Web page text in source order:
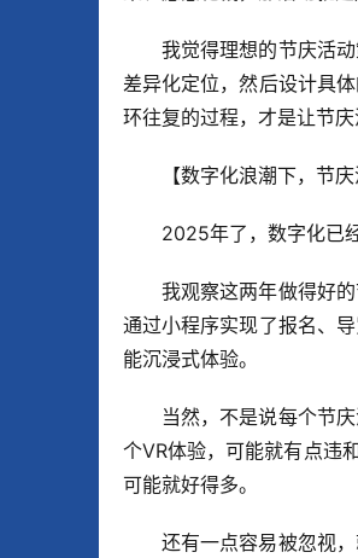
我觉得理想的节庆活
差异化定位，然后设计具
环往复的过程，才是让节庆
【数字化浪潮下，节
2025年了，数字化已
我观察这两年做得好
通过小程序实现了报名、
能沉浸式体验。
当然，不是说每个节
个VR体验，可能就有点违
可能就好得多。
还有一点容易被忽视